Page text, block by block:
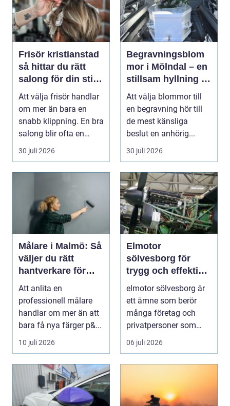
Frisör kristianstad
så hittar du rätt
salong för din stil
och vardag
Att välja frisör handlar
om mer än bara en
snabb klippning. En bra
salong blir ofta en
trygg punkt i...
30 juli 2026
Begravningsblom
mor i Mölndal – en
stillsam hyllning i
livets svåraste
stund
Att välja blommor till
en begravning hör till
de mest känsliga
beslut en anhörig...
30 juli 2026
Målare i Malmö: Så
väljer du rätt
hantverkare för
hem och fasad
Att anlita en
professionell målare
handlar om mer än att
bara få nya färger p&...
10 juli 2026
Elmotor
sölvesborg för
trygg och effektiv
drift
elmotor sölvesborg är
ett ämne som berör
många företag och
privatpersoner som
behöver driftsäkra
06 juli 2026